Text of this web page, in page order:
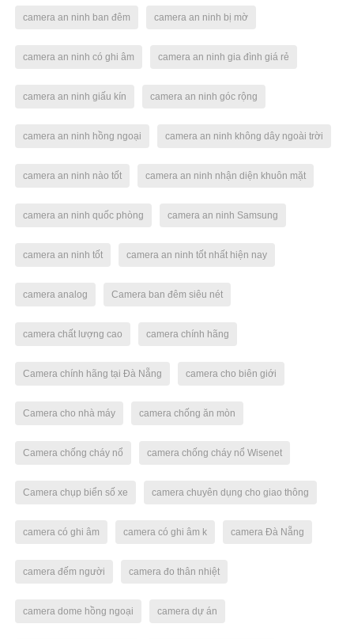
camera an ninh ban đêm camera an ninh bị mờ
camera an ninh có ghi âm camera an ninh gia đình giá rẻ
camera an ninh giấu kín camera an ninh góc rộng
camera an ninh hồng ngoại camera an ninh không dây ngoài trời
camera an ninh nào tốt camera an ninh nhận diện khuôn mặt
camera an ninh quốc phòng camera an ninh Samsung
camera an ninh tốt camera an ninh tốt nhất hiện nay
camera analog Camera ban đêm siêu nét
camera chất lượng cao camera chính hãng
Camera chính hãng tại Đà Nẵng camera cho biên giới
Camera cho nhà máy camera chống ăn mòn
Camera chống cháy nổ camera chống cháy nổ Wisenet
Camera chụp biển số xe camera chuyên dụng cho giao thông
camera có ghi âm camera có ghi âm k camera Đà Nẵng
camera đếm người camera đo thân nhiệt
camera dome hồng ngoại camera dự án